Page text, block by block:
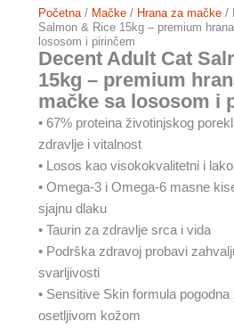
Početna/ Mačke/ Hrana za mačke/
Salmon & Rice 15kg – premium
lososom i pirinčem
Decent Adult Cat
15kg – premium
mačke sa lososom i
• 67% proteina životinjskog
zdravlje i vitalnost
• Losos kao visokokvalitetni i
• Omega-3 i Omega-6 masne
sjajnu dlaku
• Taurin za zdravlje srca i vida
• Podrška zdravoj probavi
svarljivosti
• Sensitive Skin formula
osetljivom kožom